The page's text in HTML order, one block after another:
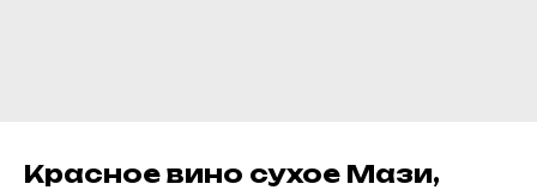
Красное вино сухое Мази,